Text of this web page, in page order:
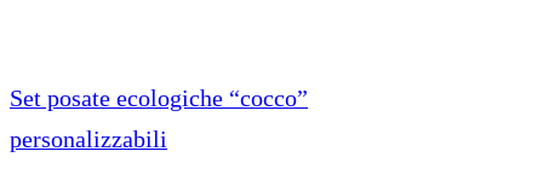
Set posate ecologiche “cocco”
personalizzabili